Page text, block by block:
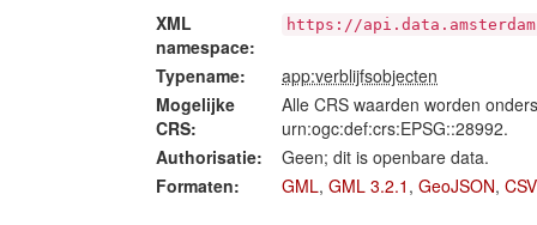
XML
namespace:
https://
Typename:
app:verblijfsobjecten
Mogelijke
CRS:
Alle CRS waarden worden
urn:ogc:def:crs:EPSG::28992.
Authorisatie:
Geen; dit is openbare data.
Formaten:
GML, GML 3.2.1 , GeoJSON, CSV